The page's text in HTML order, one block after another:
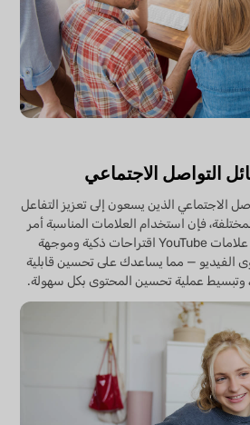
التواصل الاجتماعي
الاجتماعي الذين يسعون إلى تعزيز التفاعل
فإن استخدام العلامات المناسبة أمر
بالغ الأهمية. يقدم مولد علامات YouTube اقتراحات ذكية وموجهة
الفيديو — مما يساعدك على تحسين قابلية
وتبسيط عملية تحسين المحتوى بكل سهولة.